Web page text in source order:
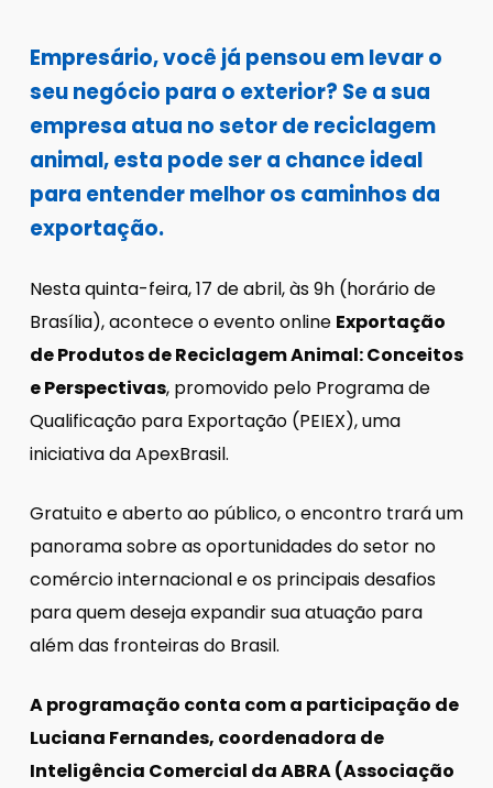
Empresário, você já pensou em levar o
seu negócio para o exterior? Se a sua
empresa atua no setor de reciclagem
animal, esta pode ser a chance ideal
para entender melhor os caminhos da
exportação.
Nesta quinta-feira, 17 de abril, às 9h (horário de
Brasília), acontece o evento online Exportação
de Produtos de Reciclagem Animal: Conceitos
e Perspectivas, promovido pelo Programa de
Qualificação para Exportação (PEIEX), uma
iniciativa da ApexBrasil.
Gratuito e aberto ao público, o encontro trará um
panorama sobre as oportunidades do setor no
comércio internacional e os principais desafios
para quem deseja expandir sua atuação para
além das fronteiras do Brasil.
A programação conta com a participação de
Luciana Fernandes, coordenadora de
Inteligência Comercial da ABRA (Associação